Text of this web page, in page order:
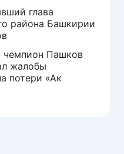
глава
района Башкирии
чемпион Пашков
жалобы
потери «Ак